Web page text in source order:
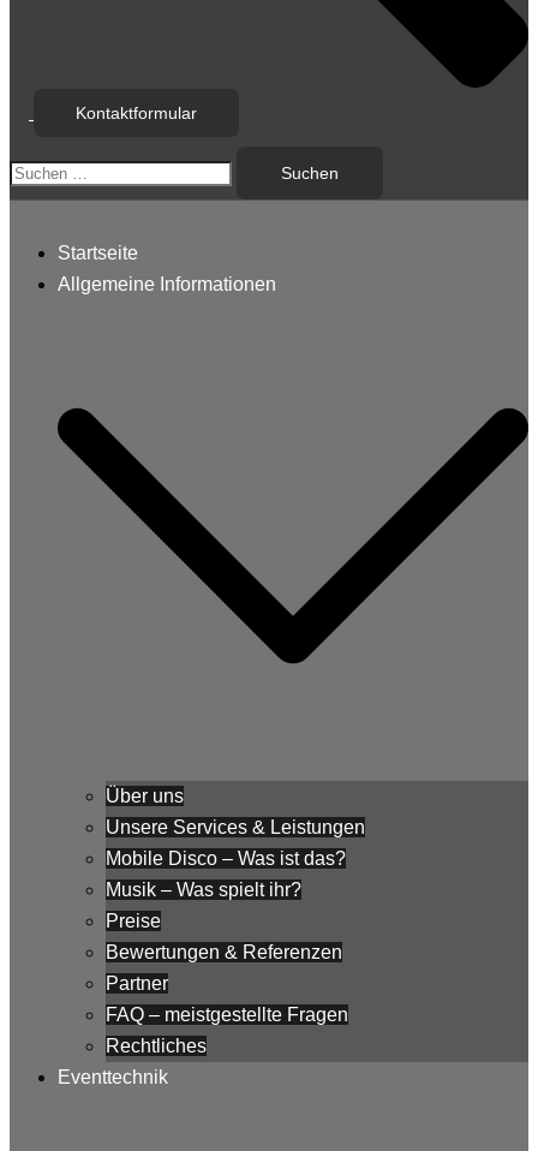
Kontaktformular
Suchen
nach:
Startseite
Allgemeine Informationen
Über uns
Unsere Services & Leistungen
Mobile Disco – Was ist das?
Musik – Was spielt ihr?
Preise
Bewertungen & Referenzen
Partner
FAQ – meistgestellte Fragen
Rechtliches
Eventtechnik